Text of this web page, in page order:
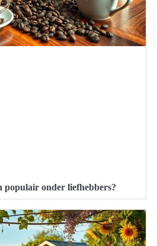
populair onder liefhebbers?